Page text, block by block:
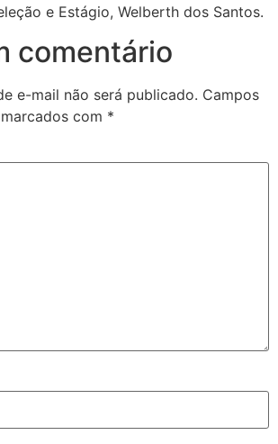
e Estágio, Welberth dos Santos.
comentário
e-mail não será publicado. Campos
com *